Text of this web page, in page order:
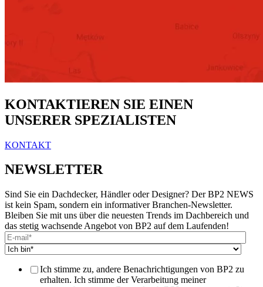
KONTAKTIEREN SIE EINEN
UNSERER SPEZIALISTEN
KONTAKT
NEWSLETTER
Sind Sie ein Dachdecker, Händler oder Designer? Der BP2 NEWS
ist kein Spam, sondern ein informativer Branchen-Newsletter.
Bleiben Sie mit uns über die neuesten Trends im Dachbereich und
das stetig wachsende Angebot von BP2 auf dem Laufenden!
Ich stimme zu, andere Benachrichtigungen von BP2 zu
erhalten. Ich stimme der Verarbeitung meiner